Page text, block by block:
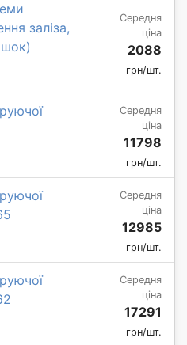
заліза,
Середня
ціна
2088
грн/шт.
Середня
ціна
11798
грн/шт.
Середня
ціна
12985
грн/шт.
Середня
ціна
17291
грн/шт.